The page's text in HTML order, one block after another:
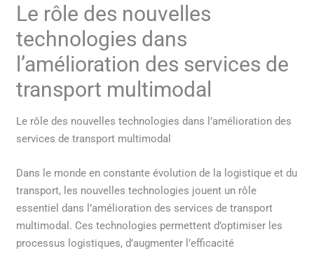
Le rôle des nouvelles
technologies dans
l’amélioration des services de
transport multimodal
Le rôle des nouvelles technologies dans l’amélioration des
services de transport multimodal
Dans le monde en constante évolution de la logistique et du
transport, les nouvelles technologies jouent un rôle
essentiel dans l’amélioration des services de transport
multimodal. Ces technologies permettent d’optimiser les
processus logistiques, d’augmenter l’efficacité